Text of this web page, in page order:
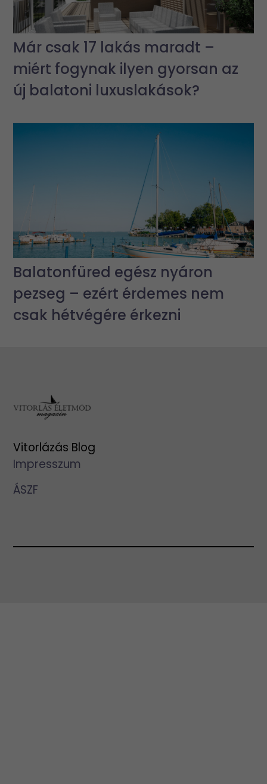
Már csak 17 lakás maradt –
miért fogynak ilyen gyorsan az
új balatoni luxuslakások?
Balatonfüred egész nyáron
pezseg – ezért érdemes nem
csak hétvégére érkezni
Vitorlázás Blog
Impresszum
ÁSZF